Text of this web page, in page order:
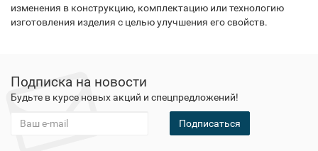
изменения в конструкцию, комплектацию или технологию
изготовления изделия с целью улучшения его свойств.
Подписка на новости
Будьте в курсе новых акций и спецпредложений!
Подписаться